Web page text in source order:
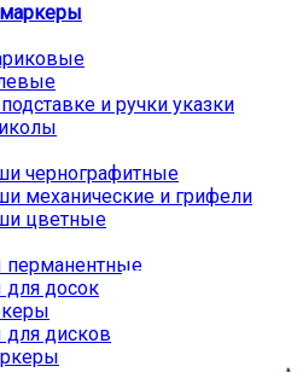
и ручки указки
чернографитные
механические и грифели
цветные
перманентные
досок
дисков